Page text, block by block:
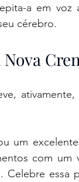
a em voz
cérebro.
um
com um
Celebre essa